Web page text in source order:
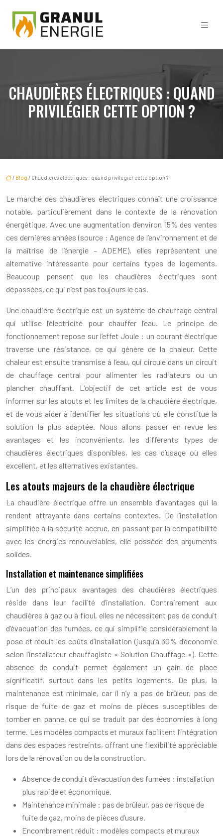
CHAUDIÈRES ÉLECTRIQUES : QUAND
PRIVILÉGIER CETTE OPTION ?
/ Blog / Chaudières électriques : quand privilégier cette option ?
Le marché des chaudières électriques connaît une croissance
notable, particulièrement dans le contexte de la rénovation
énergétique. Avec une augmentation d’environ 15% des ventes
ces dernières années (source : Agence de l’environnement et de
la maîtrise de l’énergie – ADEME), elles représentent une
alternative intéressante pour certains types de logements.
Beaucoup pensent que les chaudières électriques sont
dépassées, ce qui n’est pas toujours le cas.
Une chaudière électrique est un système de chauffage central
qui utilise l’électricité pour chauffer l’eau. Le principe de
fonctionnement repose sur l’effet Joule : un courant électrique
traverse une résistance, ce qui génère de la chaleur. Cette
chaleur est ensuite transmise à l’eau, qui circule dans un circuit
de chauffage central pour alimenter les radiateurs ou un
plancher chauffant. L’objectif de cet article est de vous
informer sur les atouts et les limites de la chaudière électrique,
et de vous aider à identifier les situations où elle constitue la
solution la plus adaptée. Nous allons passer en revue les
avantages et les inconvénients, les différents types de
chaudières électriques disponibles, les cas d’usage où elles
excellent, et les alternatives existantes.
Les atouts majeurs de la chaudière électrique
La chaudière électrique offre un ensemble d’avantages qui la
rendent attrayante dans certains contextes. De l’installation
simplifiée à la sécurité accrue, en passant par la compatibilité
avec les énergies renouvelables, elle possède des arguments
solides.
Installation et maintenance simplifiées
L’un des principaux avantages des chaudières électriques
réside dans leur facilité d’installation. Contrairement aux
chaudières à gaz ou à fioul, elles ne nécessitent pas de conduit
d’évacuation des fumées, ce qui simplifie considérablement la
pose et réduit les coûts d’installation (jusqu’à 30% d’économie
selon l’installateur chauffagiste « Solution Chauffage »). Cette
absence de conduit permet également un gain de place
significatif, surtout dans les petits logements. De plus, la
maintenance est minimale, car il n’y a pas de brûleur, pas de
risque de fuite de gaz et moins de pièces susceptibles de
tomber en panne, ce qui se traduit par des économies à long
terme. Les modèles compacts et muraux facilitent l’intégration
dans des espaces restreints, offrant une flexibilité appréciable
lors de la rénovation ou de la construction.
Absence de conduit d’évacuation des fumées : installation
plus rapide et économique.
Maintenance minimale : pas de brûleur, pas de risque de
fuite de gaz, moins de pièces d’usure.
Encombrement réduit : modèles compacts et muraux